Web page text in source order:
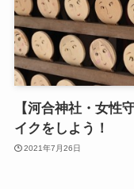
【河合神社・女性
イクをしよう！
2021年7月26日